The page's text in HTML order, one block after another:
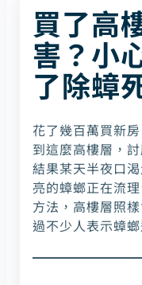
買了高
害？小
了除蟑
花了幾百萬買新
到這麼高樓層，
結果某天半夜口
亮的蟑螂正在流
方法，高樓層照
過不少人表示蟑